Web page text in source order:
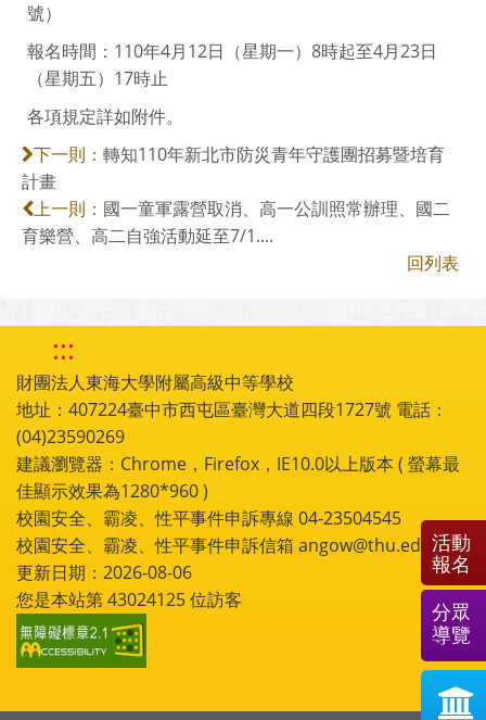
號）
報名時間：110年4月12日（星期一）8時起至4月23日
（星期五）17時止
各項規定詳如附件。
下一則： 轉知110年新北市防災青年守護團招募暨培育
計畫
上一則： 國一童軍露營取消、高一公訓照常辦理、國二
育樂營、高二自強活動延至7/1....
回列表
:::
財團法人東海大學附屬高級中等學校
地址：407224臺中市西屯區臺灣大道四段1727號 電話：
(04)23590269
建議瀏覽器：Chrome，Firefox，IE10.0以上版本 ( 螢幕最
佳顯示效果為1280*960 )
校園安全、霸凌、性平事件申訴專線 04-23504545
校園安全、霸凌、性平事件申訴信箱 angow@thu.edu.tw
更新日期：2026-08-06
您是本站第43024125位訪客
活動
報名
分眾
導覽